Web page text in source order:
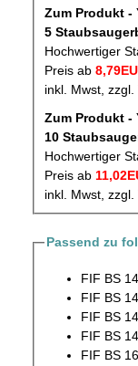
Zum Produkt -
Hochwertiger
Preis ab
inkl. Mwst, zzgl.
Zum Produkt -
Hochwertiger
Preis ab
inkl. Mwst, zzgl.
Passend zu
FIF BS
FIF BS
FIF BS
FIF BS
FIF BS